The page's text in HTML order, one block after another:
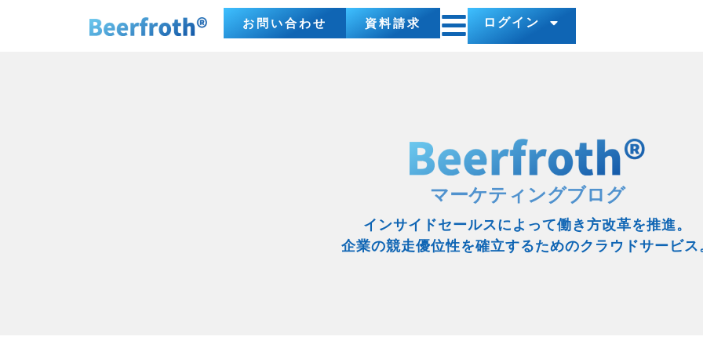
お問い合わせ 資料請求 ログイン
マーケティングブログ
インサイドセールスによって働き方改革を推進。
企業の競走優位性を確立するためのクラウドサービス